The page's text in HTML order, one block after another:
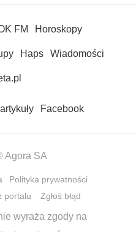
FM Horoskopy
Haps Wiadomości
Facebook
Agora SA
Polityka prywatności
portalu
Zgłoś błąd
wyraża zgody na